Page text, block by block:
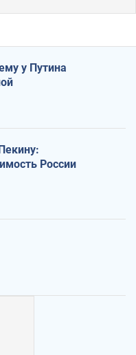
у Путина
России